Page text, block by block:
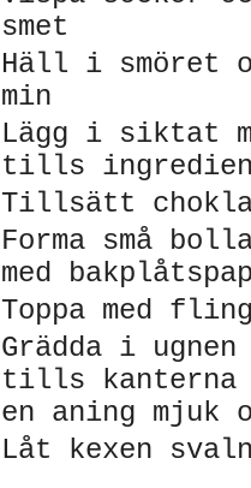
smet
Häll i smöret
min
Lägg i siktat
tills
Tillsätt
Forma små
med
Toppa med
Grädda i
tills kanterna
en aning mjuk
Låt kexen